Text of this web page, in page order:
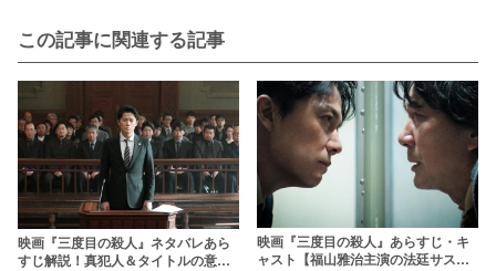
この記事に関連する記事
映画『三度目の殺人』ネタバレあら
すじ解説！真犯人＆タイトルの意味
映画『三度目の殺人』あらすじ・キ
ャスト【福山雅治主演の法廷サスペ